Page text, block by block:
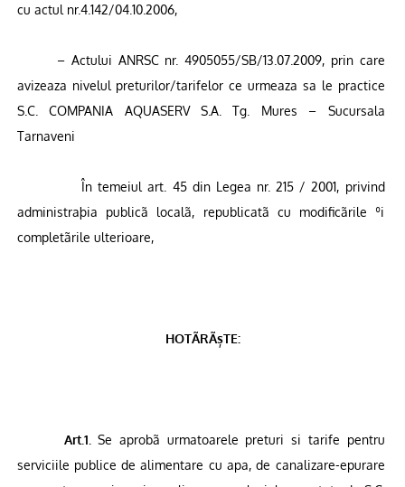
cu actul nr.4.142/04.10.2006,
– Actului ANRSC nr. 4905055/SB/13.07.2009, prin care
avizeaza nivelul preturilor/tarifelor ce urmeaza sa le practice
S.C. COMPANIA AQUASERV S.A. Tg. Mures – Sucursala
Tarnaveni
În temeiul art. 45 din Legea nr. 215 / 2001, privind
administraþia publicã localã, republicatã cu modificãrile ºi
completãrile ulterioare,
HOTÃRÃșTE:
Art.1.
Se aprobã urmatoarele preturi si tarife pentru
serviciile publice de alimentare cu apa, de canalizare-epurare